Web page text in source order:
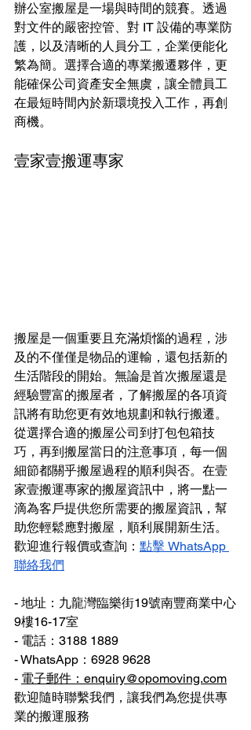
辦公室搬屋是一場與時間的競賽。透過
對文件的嚴密控管、對 IT 設備的專業防
護，以及清晰的人員分工，企業便能化
繁為簡。選擇合適的專業搬遷夥伴，更
能確保公司資產安全無虞，讓全體員工
在最短時間內於新環境投入工作，再創
商機。
壹家壹搬運專家
搬屋是一個重要且充滿煩惱的過程，涉
及的不僅僅是物品的運輸，還包括新的
生活階段的開始。無論是首次搬屋還是
經驗豐富的搬屋者，了解搬屋的各項資
訊將有助您更有效地規劃和執行搬遷。
從選擇合適的搬屋公司到打包包箱技
巧，再到搬屋當日的注意事項，每一個
細節都關乎搬屋過程的順利與否。在壹
家壹搬運專家的搬屋資訊中，將一點一
滴為客戶提供您所需要的搬屋資訊，幫
助您輕鬆應對搬屋，順利展開新生活。
歡迎進行報價或查詢： 點擊 WhatsApp
聯絡我們
- 地址：九龍灣臨樂街19號南豐商業中心
9樓16-17室
- 電話：3188 1889
- WhatsApp：6928 9628
- 電子郵件：enquiry@opomoving.com
歡迎隨時聯繫我們，讓我們為您提供專
業的搬運服務